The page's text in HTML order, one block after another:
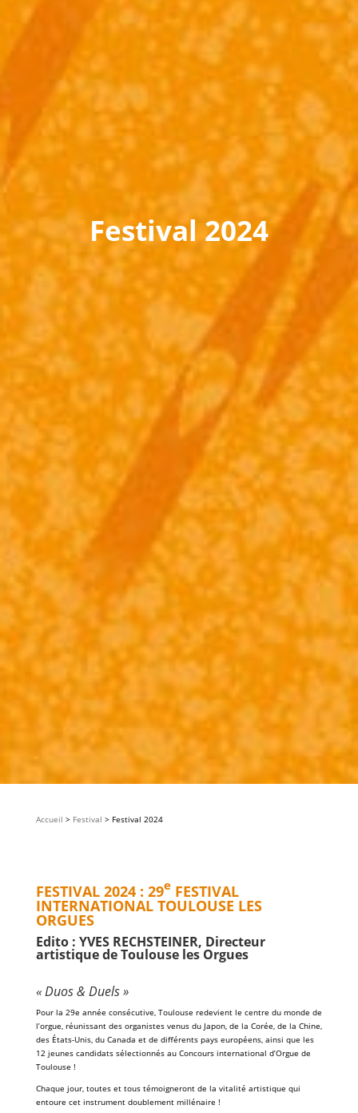
Festival 2024
Accueil > Festival > Festival 2024
FESTIVAL 2024 : 29eFESTIVAL
INTERNATIONAL TOULOUSE LES
ORGUES
Edito : YVES RECHSTEINER, Directeur
artistique de Toulouse les Orgues
« Duos & Duels »
Pour la 29e année consécutive, Toulouse redevient le centre du monde de
l’orgue, réunissant des organistes venus du Japon, de la Corée, de la Chine,
des États-Unis, du Canada et de différents pays européens, ainsi que les
12 jeunes candidats sélectionnés au Concours international d’Orgue de
Toulouse !
Chaque jour, toutes et tous témoigneront de la vitalité artistique qui
entoure cet instrument doublement millénaire !